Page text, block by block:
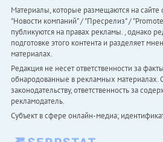
Материалы, которые размещаются на сайте
"Новости компаний" / "Пресрелиз" /
публикуются на правах рекламы. , однако
подготовке этого контента и разделяет
материалах.
Редакция не несет ответственности за
обнародованные в рекламных материалах.
законодательству, ответственность за
рекламодатель.
Субъект в сфере онлайн-медиа;